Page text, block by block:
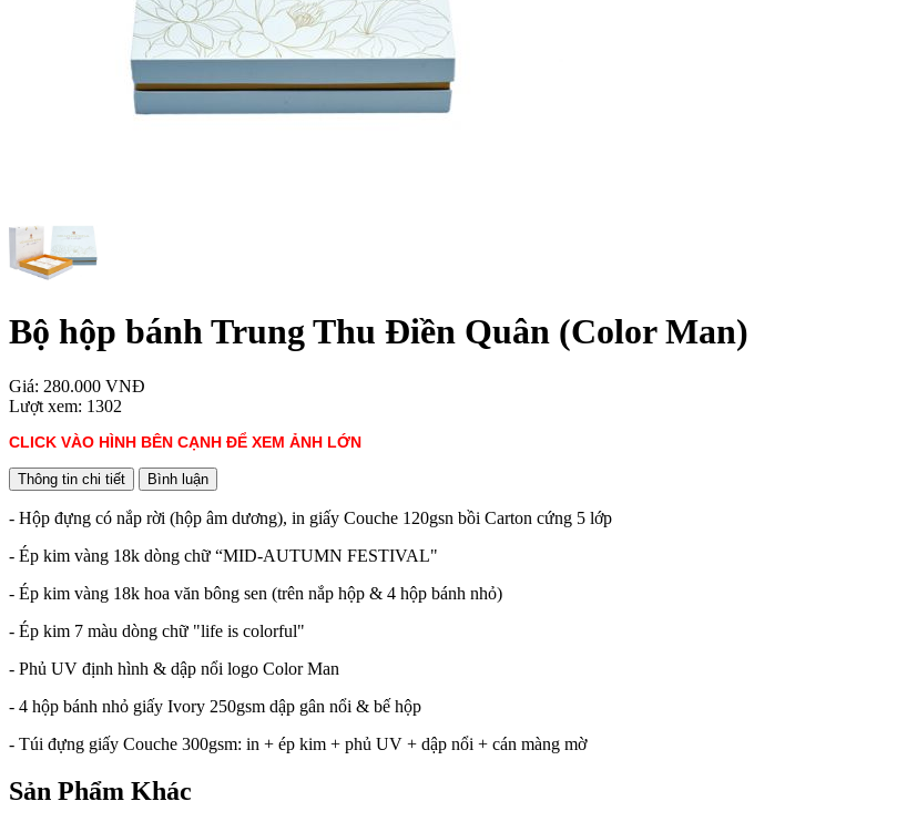
Bộ hộp bánh Trung Thu Điền Quân (Color Man)
Giá: 280.000 VNĐ
Lượt xem: 1302
CLICK VÀO HÌNH BÊN CẠNH ĐỂ XEM ẢNH LỚN
Thông tin chi tiết Bình luận
- Hộp đựng có nắp rời (hộp âm dương), in giấy Couche 120gsn bồi Carton cứng 5 lớp
- Ép kim vàng 18k dòng chữ “MID-AUTUMN FESTIVAL"
- Ép kim vàng 18k hoa văn bông sen (trên nắp hộp & 4 hộp bánh nhỏ)
- Ép kim 7 màu dòng chữ "life is colorful"
- Phủ UV định hình & dập nổi logo Color Man
- 4 hộp bánh nhỏ giấy Ivory 250gsm dập gân nổi & bế hộp
- Túi đựng giấy Couche 300gsm: in + ép kim + phủ UV + dập nổi + cán màng mờ
Sản Phẩm Khác